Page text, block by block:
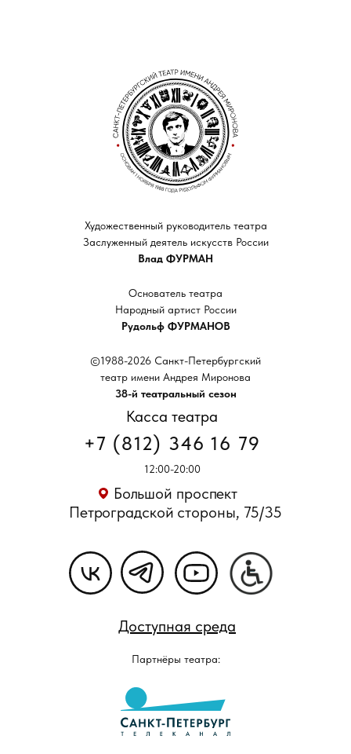
Художественный руководитель театра
Заслуженный деятель искусств России
Влад ФУРМАН
12:00-20:00
+7 (812) 346 16 79
©1988-2026 Санкт-Петербургский
театр имени Андрея Миронова
38-й театральный сезон
Основатель театра
Народный артист России
Рудольф ФУРМАНОВ
Большой проспект
Петроградской стороны, 75/35
Партнёры театра:
Касса театра
Доступная среда